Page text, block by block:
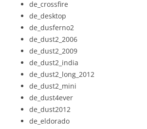
de_crossfire
de_desktop
de_dusferno2
de_dust2_2006
de_dust2_2009
de_dust2_india
de_dust2_long_2012
de_dust2_mini
de_dust4ever
de_dust2012
de_eldorado